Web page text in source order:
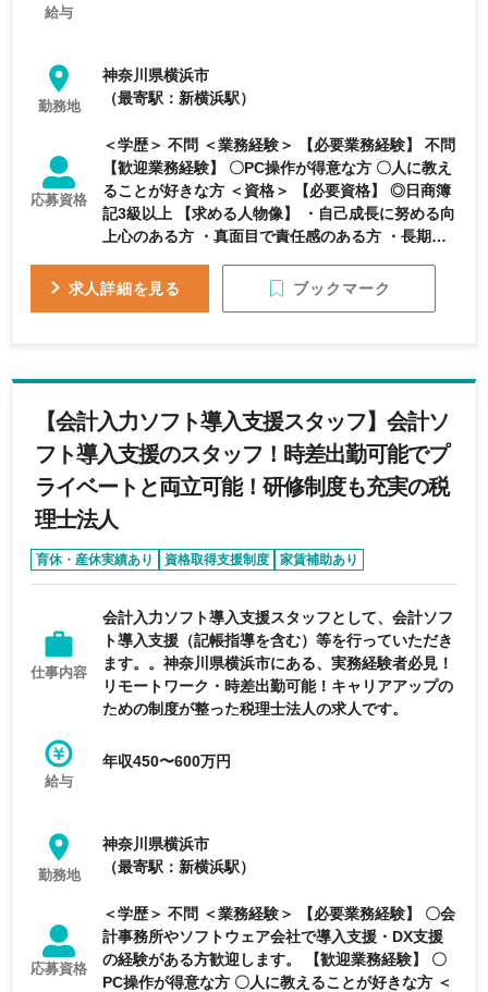
給与
勤務地
神奈川県横浜市
（最寄駅：新横浜駅）
応募資格
＜学歴＞ 不問 ＜業務経験＞ 【必要業務経験】 不問
【歓迎業務経験】 〇PC操作が得意な方 〇人に教え
ることが好きな方 ＜資格＞ 【必要資格】 ◎日商簿
記3級以上 【求める人物像】 ・自己成長に努める向
上心のある方 ・真面目で責任感のある方 ・長期間
求人詳細を見る
ブックマーク
【会計入力ソフト導入支援スタッフ】会計ソ
フト導入支援のスタッフ！時差出勤可能でプ
ライベートと両立可能！研修制度も充実の税
理士法人
育休・産休実績あり 資格取得支援制度
家賃補助あり
退職金制度あり
未経験可
仕事内容
会計入力ソフト導入支援スタッフとして、会計ソフ
ト導入支援（記帳指導を含む）等を行っていただき
ます。。神奈川県横浜市にある、実務経験者必見！
リモートワーク・時差出勤可能！キャリアアップの
ための制度が整った税理士法人の求人です。
給与
年収450〜600万円
勤務地
神奈川県横浜市
（最寄駅：新横浜駅）
応募資格
＜学歴＞ 不問 ＜業務経験＞ 【必要業務経験】 〇会
計事務所やソフトウェア会社で導入支援・DX支援
の経験がある方歓迎します。 【歓迎業務経験】 〇
PC操作が得意な方 〇人に教えることが好きな方 ＜